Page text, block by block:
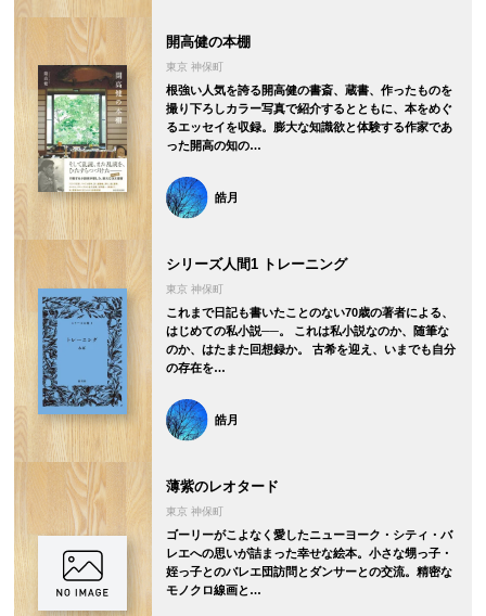
開高健の本棚
東京 神保町
根強い人気を誇る開高健の書斎、蔵書、作ったものを
撮り下ろしカラー写真で紹介するとともに、本をめぐ
るエッセイを収録。膨大な知識欲と体験する作家であ
った開高の知の…
皓月
シリーズ人間1 トレーニング
東京 神保町
これまで日記も書いたことのない70歳の著者による、
はじめての私小説──。 これは私小説なのか、随筆な
のか、はたまた回想録か。 古希を迎え、いまでも自分
の存在を…
皓月
薄紫のレオタード
東京 神保町
ゴーリーがこよなく愛したニューヨーク・シティ・バ
レエへの思いが詰まった幸せな絵本。小さな甥っ子・
姪っ子とのバレエ団訪問とダンサーとの交流。精密な
モノクロ線画と…